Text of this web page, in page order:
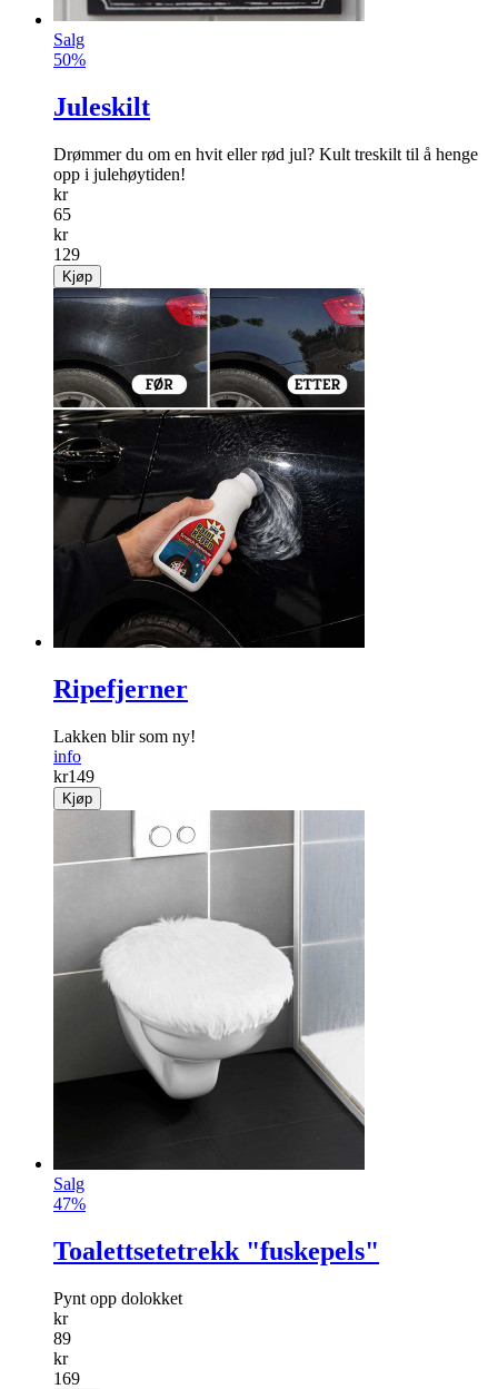
Salg
50%
Juleskilt
Drømmer du om en hvit eller rød jul? Kult treskilt til å henge
opp i julehøytiden!
kr
65
kr
129
Kjøp
Ripefjerner
Lakken blir som ny!
info
kr149
Kjøp
Salg
47%
Toalettsetetrekk "fuskepels"
Pynt opp dolokket
kr
89
kr
169